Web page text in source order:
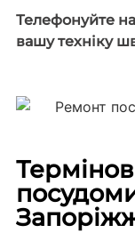
Телефонуйте
вашу техніку